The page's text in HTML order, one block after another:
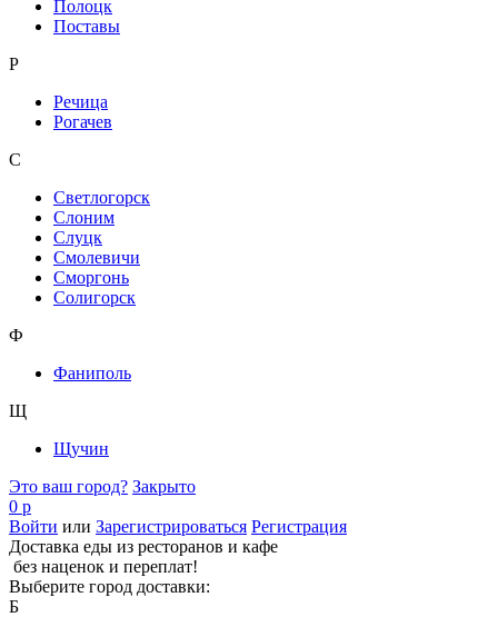
Полоцк
Поставы
Р
Речица
Рогачев
С
Светлогорск
Слоним
Слуцк
Смолевичи
Сморгонь
Солигорск
Ф
Фаниполь
Щ
Щучин
Это ваш город? Закрыто
0 р
Войти или Зарегистрироваться Регистрация
Доставка еды из ресторанов и кафе
без наценок и переплат!
Выберите город доставки:
Б